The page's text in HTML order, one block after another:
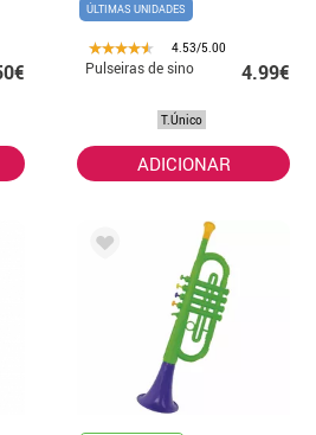
ÚLTIMAS UNIDADES
4.53/5.00
Pulseiras de sino 4.99€
T.Único
ADICIONAR